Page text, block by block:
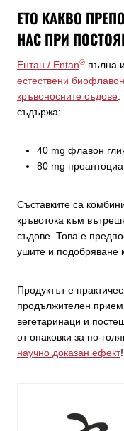
ЕТО КАКВО
НАС ПРИ
Ентан / Entan® пълна
естествени
кръвоносните съдове
съдържа:
40 mg флавон
80 mg
Съставките са
кръвотока към
съдове. Това е
ушите и подобряване
Продуктът е
продължителен
вегетаринаци и
от опаковки за по-
научно доказан ефект!